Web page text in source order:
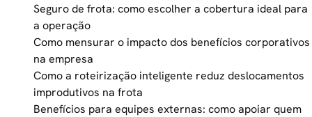
Seguro de frota: como escolher a cobertura ideal para
a operação
Como mensurar o impacto dos benefícios corporativos
na empresa
Como a roteirização inteligente reduz deslocamentos
improdutivos na frota
Benefícios para equipes externas: como apoiar quem